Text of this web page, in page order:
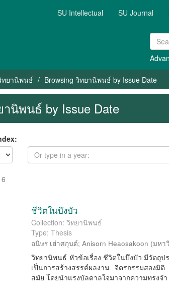
SU Intellectual SU Journal
ทยานิพนธ์ Browsing วิทยานิพนธ์ by Issue Date
านิพนธ์ by Issue Date
ชีวิตในบึงบัว
Collection: วิทยานิพนธ์
Type: Thesis
อนิษร เฮ่าศกุนต์;Anisorn Heaosakoon (มหา
วิทยานิพนธ์ หัวข้อเรื่อง ชีวิตในบึงบัว มีวัตถุป
เป็นการสร้างสรรค์ผลงาน จิตรกรรมสองมิ
สมัย โดยนำแรงบัลดาลใจมาจากความทรงจำ